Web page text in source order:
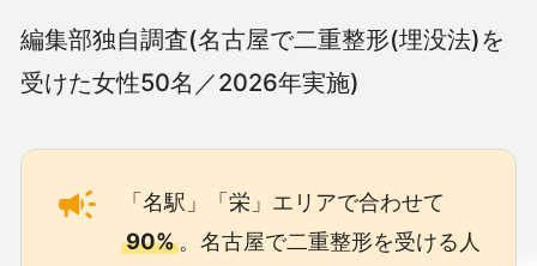
編集部独自調査(名古屋で二重整形(埋没法)を
受けた女性50名／2026年実施)
「名駅」「栄」エリアで合わせて
90% 。名古屋で二重整形を受ける人